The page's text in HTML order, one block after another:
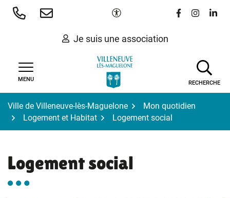
Aller
Paramètres d'accessibilité
Lien vers le
Lien vers
Lien
Je suis une association
MENU
RECHERCHE
Ville de Villeneuve-lès-Maguelone
Mon quotidien
Logement et Habitat
Logement social
Logement social